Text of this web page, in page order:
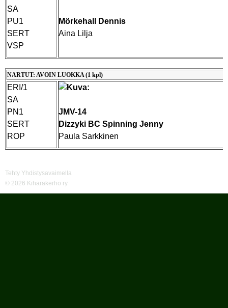
SA
PU1
SERT
VSP
Mörkehall Dennis
Aina Lilja
NARTUT: AVOIN LUOKKA (1 kpl)
ERI/1
SA
PN1
SERT
ROP
JMV-14
Dizzyki BC Spinning Jenny
Paula Sarkkinen
Tehty Yhdistysavaimella
© 2026 Kiharakerho ry